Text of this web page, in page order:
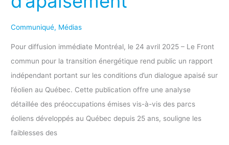
Communiqué, Médias
Pour diffusion immédiate Montréal, le 24 avril 2025 – Le Front
commun pour la transition énergétique rend public un rapport
indépendant portant sur les conditions d’un dialogue apaisé sur
l’éolien au Québec. Cette publication offre une analyse
détaillée des préoccupations émises vis-à-vis des parcs
éoliens développés au Québec depuis 25 ans, souligne les
faiblesses des
un
rapport
de
recherche
propose
des
solutions
concrètes
d’apaisement